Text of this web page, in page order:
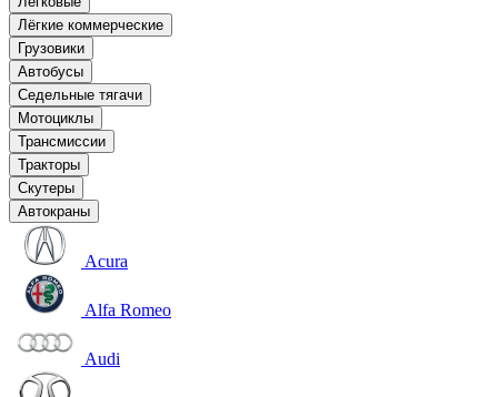
Лёгкие коммерческие
Грузовики
Автобусы
Седельные тягачи
Мотоциклы
Трансмиссии
Тракторы
Скутеры
Автокраны
Acura
Alfa Romeo
Audi